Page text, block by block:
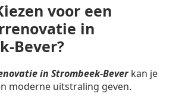
voor een
in
Bever?
in Strombeek-Beverkan je
moderne uitstraling geven.